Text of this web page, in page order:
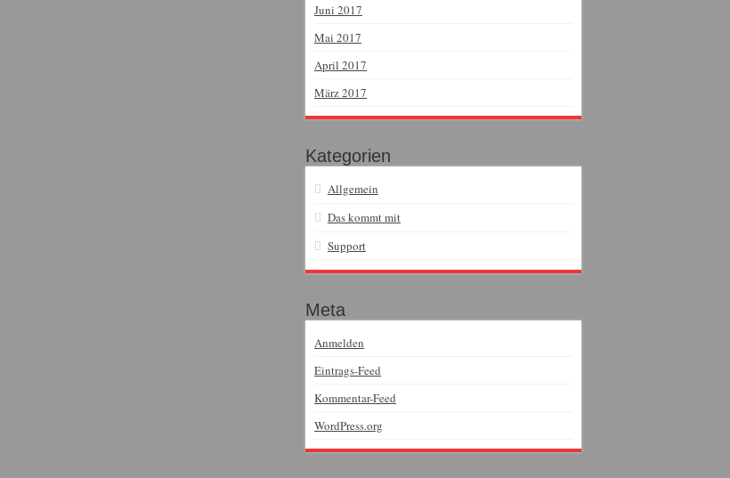
Juni 2017
Mai 2017
April 2017
März 2017
Kategorien
Allgemein
Das kommt mit
Support
Meta
Anmelden
Eintrags-Feed
Kommentar-Feed
WordPress.org